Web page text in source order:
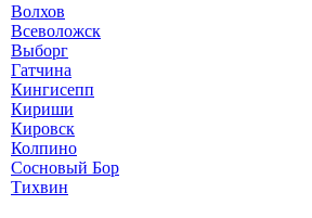
Волхов
Всеволожск
Выборг
Гатчина
Кингисепп
Кириши
Кировск
Колпино
Сосновый Бор
Тихвин